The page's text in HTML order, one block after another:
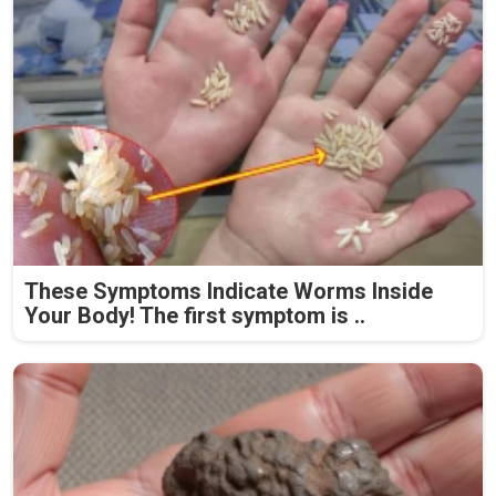
These Symptoms Indicate Worms Inside
Your Body! The first symptom is ..